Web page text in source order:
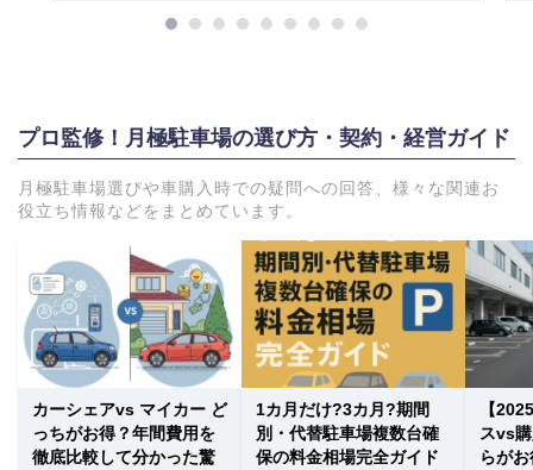
プロ監修！月極駐車場の選び方・契約・経営ガイド
月極駐車場選びや車購入時での疑問への回答、様々な関連お
役立ち情報などをまとめています。
カーシェアvs マイカー ど
っちがお得？年間費用を
徹底比較して分かった驚
1カ月だけ?3カ月?期間
別・代替駐車場複数台確
保の料金相場完全ガイド
【
スvs
らが